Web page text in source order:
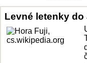
Levné letenky do